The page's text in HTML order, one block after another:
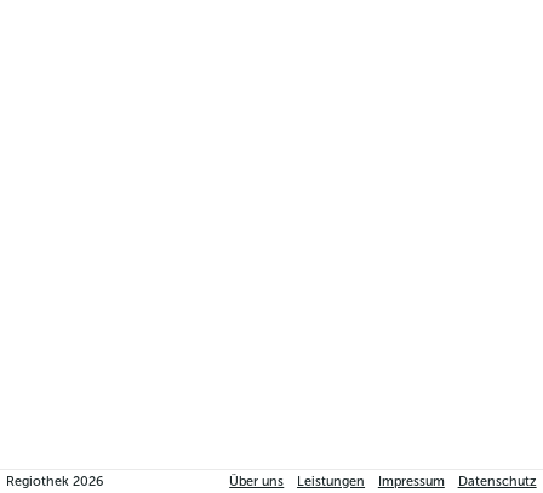
Regiothek2026 Über uns Leistungen Impressum Datenschutz